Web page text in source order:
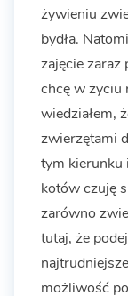
żywieniu
bydła.
zajęcie zaraz
chcę w życiu
wiedziałem,
zwierzętami
tym kierunku
kotów czuję
zarówno
tutaj, że
możliwość